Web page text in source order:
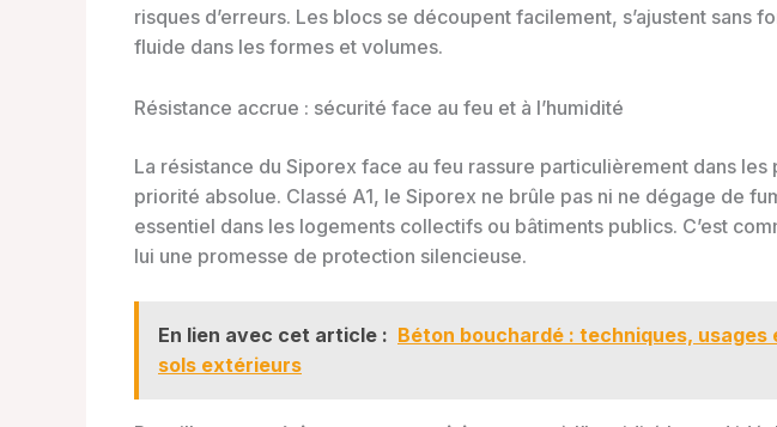
risques d’erreurs. Les blocs se découpent facilement, s’ajustent sans
fluide dans les formes et volumes.
Résistance accrue : sécurité face au feu et à l’humidité
La résistance du Siporex face au feu rassure particulièrement dans les
priorité absolue. Classé A1, le Siporex ne brûle pas ni ne dégage de
essentiel dans les logements collectifs ou bâtiments publics. C’est
lui une promesse de protection silencieuse.
En lien avec cet article : Béton bouchardé : techniques,
sols extérieurs